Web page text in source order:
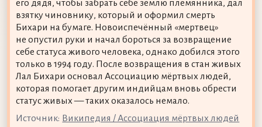
его дядя, чтобы забрать себе землю племянника, дал
взятку чиновнику, который и оформил смерть
Бихари на бумаге. Новоиспечённый «мертвец»
не опустил руки и начал бороться за возвращение
себе статуса живого человека, однако добился этого
только в 1994 году. После возвращения в стан живых
Лал Бихари основал Ассоциацию мёртвых людей,
которая помогает другим индийцам вновь обрести
статус живых — таких оказалось немало.
Источник: Википедия / Ассоциация мёртвых людей